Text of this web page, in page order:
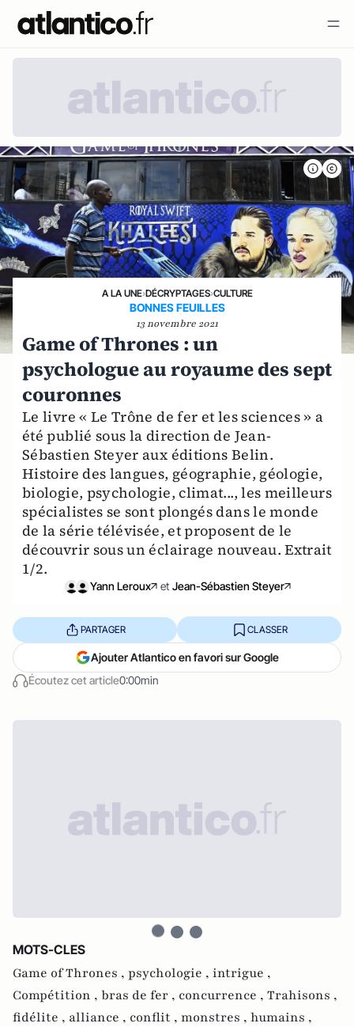
A LA UNE›DÉCRYPTAGES›CULTURE
BONNES FEUILLES
13 novembre 2021
Game of Thrones : un
psychologue au royaume des sept
couronnes
Le livre « Le Trône de fer et les sciences » a
été publié sous la direction de Jean-
Sébastien Steyer aux éditions Belin.
Histoire des langues, géographie, géologie,
biologie, psychologie, climat..., les meilleurs
spécialistes se sont plongés dans le monde
de la série télévisée, et proposent de le
découvrir sous un éclairage nouveau. Extrait
1/2.
Yann Leroux et Jean-Sébastien Steyer
Écoutez cet article0:00min
PARTAGER CLASSER
Ajouter Atlantico en favori sur Google
MOTS-CLES
Game of Thrones , psychologie , intrigue ,
Compétition , bras de fer , concurrence , Trahisons ,
fidélite , alliance , conflit , monstres , humains ,